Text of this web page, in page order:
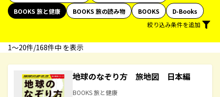
BOOKS 旅と健康
BOOKS 旅の読み物 BOOKS
D-Books
絞り込み条件を追加
1〜20件/168件中 を表示
地球のなぞり方 旅地図 日本編
BOOKS 旅と健康